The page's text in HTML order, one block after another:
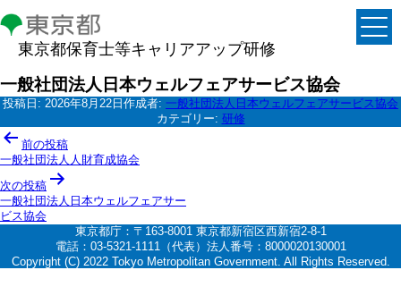
東京都保育士等キャリアアップ研修
一般社団法人日本ウェルフェアサービス協会
投稿日: 2026年8月22日 作成者: 一般社団法人日本ウェルフェアサービス協会
カテゴリー: 研修
投
稿
ナ
ビ
ゲ
ー
前の投稿
一般社団法人人財育成協会
次の投稿
一般社団法人日本ウェルフェアサー
ビス協会
東京都庁：〒163-8001 東京都新宿区西新宿2-8-1
電話：03-5321-1111（代表）法人番号：8000020130001
Copyright (C) 2022 Tokyo Metropolitan Government. All Rights Reserved.